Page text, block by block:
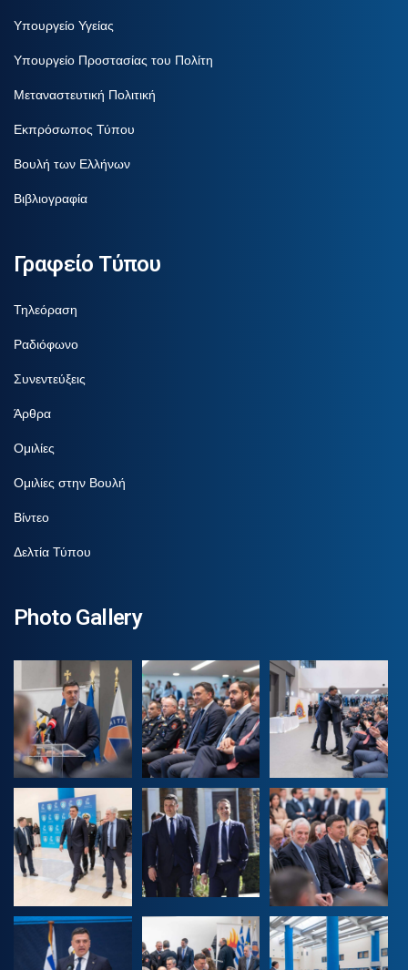
Υπουργείο Υγείας
Υπουργείο Προστασίας του Πολίτη
Μεταναστευτική Πολιτική
Εκπρόσωπος Τύπου
Βουλή των Ελλήνων
Βιβλιογραφία
Γραφείο Τύπου
Τηλεόραση
Ραδιόφωνο
Συνεντεύξεις
Άρθρα
Ομιλίες
Ομιλίες στην Βουλή
Βίντεο
Δελτία Τύπου
Photo Gallery